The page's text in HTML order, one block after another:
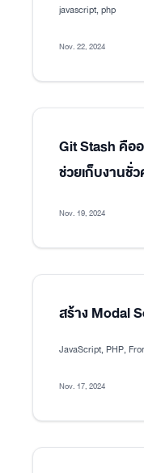
javascript, php
Nov. 22, 2024
Git Stash คือ
ช่วยเก็บงานชั่
Nov. 19, 2024
สร้าง Modal
JavaScript, PHP,
Nov. 17, 2024